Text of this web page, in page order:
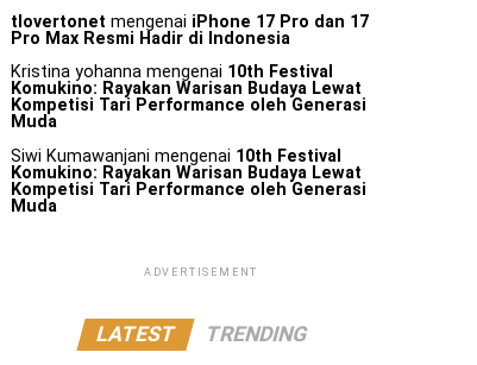
tlovertonet mengenai iPhone 17 Pro dan 17
Pro Max Resmi Hadir di Indonesia
Kristina yohanna mengenai 10th Festival
Komukino: Rayakan Warisan Budaya Lewat
Kompetisi Tari Performance oleh Generasi
Muda
Siwi Kumawanjani mengenai 10th Festival
Komukino: Rayakan Warisan Budaya Lewat
Kompetisi Tari Performance oleh Generasi
Muda
ADVERTISEMENT
LATEST TRENDING